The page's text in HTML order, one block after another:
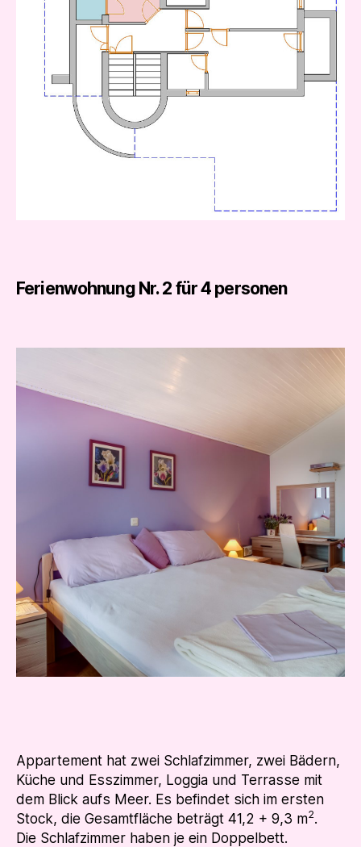
Ferienwohnung Nr. 2 für 4 personen
Appartement hat zwei Schlafzimmer, zwei Bädern,
Küche und Esszimmer, Loggia und Terrasse mit
dem Blick aufs Meer. Es befindet sich im ersten
Stock, die Gesamtfläche beträgt 41,2 + 9,3 m2.
Die Schlafzimmer haben je ein Doppelbett.